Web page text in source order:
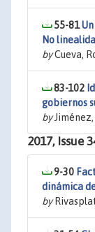
55-81
No
byCueva,
83-102
gobiernos
byJiménez,
2017, Issue
9-30
dinámica
by